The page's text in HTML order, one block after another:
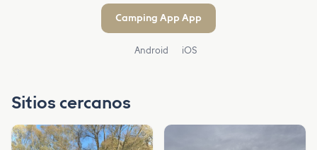
Camping App App
Android iOS
Sitios cercanos